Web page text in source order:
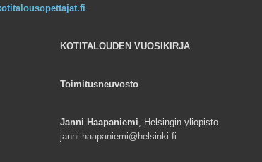
KOTITALOUDEN VUOSIKIRJA
Toimitusneuvosto
Janni Haapaniemi, Helsingin yliopisto
janni.haapaniemi@helsinki.fi